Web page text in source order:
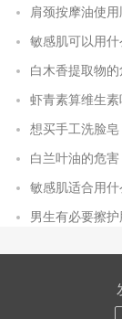
肩颈按摩油使用
敏感肌可以用什
白木香提取物的
虾青素算维生素
想买手工洗脸皂
白兰叶油的危害
敏感肌适合用什
男生有必要擦护